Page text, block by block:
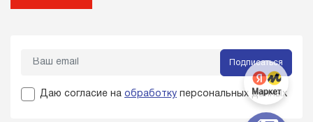
Подписаться
Даю согласие на обработку персональных данных